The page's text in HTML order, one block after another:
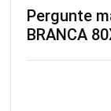
Pergunte
BRANCA